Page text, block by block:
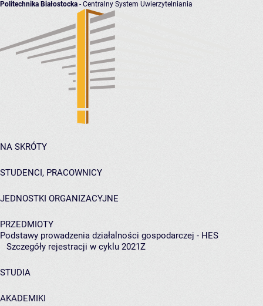
Politechnika Białostocka - Centralny System Uwierzytelniania
NA SKRÓTY
STUDENCI, PRACOWNICY
JEDNOSTKI ORGANIZACYJNE
PRZEDMIOTY
Podstawy prowadzenia działalności gospodarczej - HES
Szczegóły rejestracji w cyklu 2021Z
STUDIA
AKADEMIKI